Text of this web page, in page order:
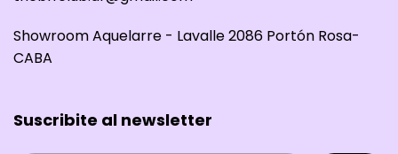
Showroom Aquelarre - Lavalle 2086 Portón Rosa-
CABA
Suscribite al newsletter